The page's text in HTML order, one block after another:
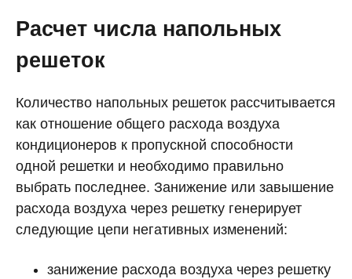
Расчет числа напольных
решеток
Количество напольных решеток рассчитывается
как отношение общего расхода воздуха
кондиционеров к пропускной способности
одной решетки и необходимо правильно
выбрать последнее. Занижение или завышение
расхода воздуха через решетку генерирует
следующие цепи негативных изменений:
занижение расхода воздуха через решетку